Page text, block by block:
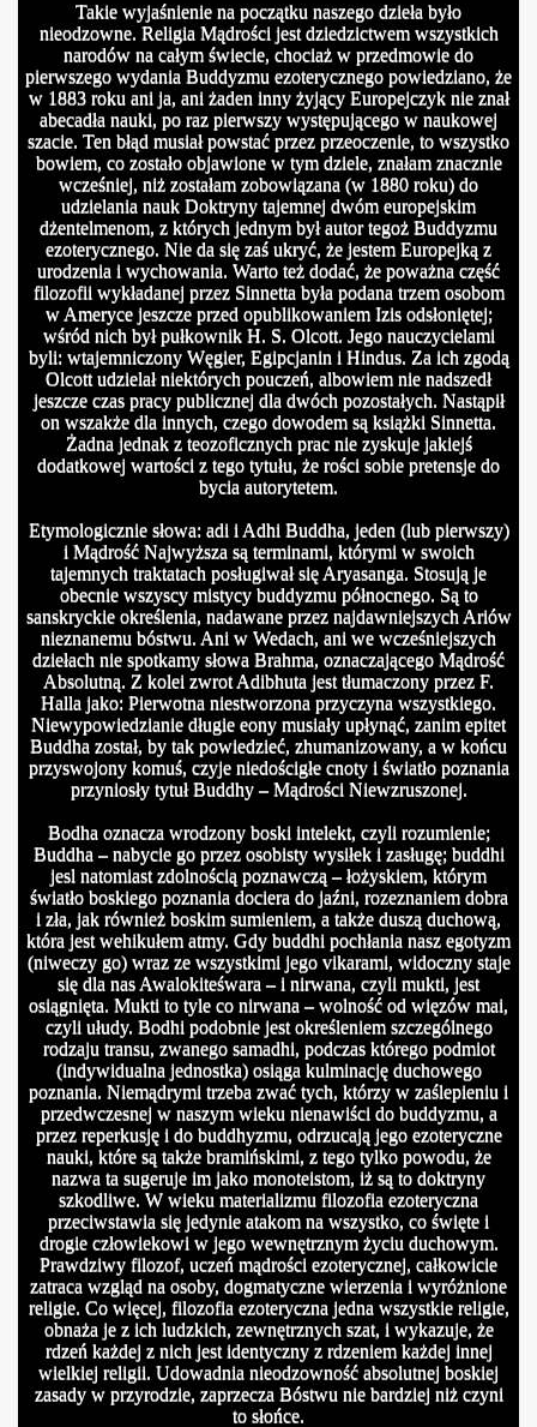
Takie wyjaśnienie na początku naszego dzieła było
nieodzowne. Religia Mądrości jest dziedzictwem wszystkich
narodów na całym świecie, chociaż w przedmowie do
pierwszego wydania Buddyzmu ezoterycznego powiedziano, że
w 1883 roku ani ja, ani żaden inny żyjący Europejczyk nie znał
abecadła nauki, po raz pierwszy występującego w naukowej
szacie. Ten błąd musiał powstać przez przeoczenie, to wszystko
bowiem, co zostało objawione w tym dziele, znałam znacznie
wcześniej, niż zostałam zobowiązana (w 1880 roku) do
udzielania nauk Doktryny tajemnej dwóm europejskim
dżentelmenom, z których jednym był autor tegoż Buddyzmu
ezoterycznego. Nie da się zaś ukryć, że jestem Europejką z
urodzenia i wychowania. Warto też dodać, że poważna część
filozofii wykładanej przez Sinnetta była podana trzem osobom
w Ameryce jeszcze przed opublikowaniem Izis odsłoniętej;
wśród nich był pułkownik H. S. Olcott. Jego nauczycielami
byli: wtajemniczony Węgier, Egipcjanin i Hindus. Za ich zgodą
Olcott udzielał niektórych pouczeń, albowiem nie nadszedł
jeszcze czas pracy publicznej dla dwóch pozostałych. Nastąpił
on wszakże dla innych, czego dowodem są książki Sinnetta.
Żadna jednak z teozoficznych prac nie zyskuje jakiejś
dodatkowej wartości z tego tytułu, że rości sobie pretensje do
bycia autorytetem.
Etymologicznie słowa: adi i Adhi Buddha, jeden (lub pierwszy)
i Mądrość Najwyższa są terminami, którymi w swoich
tajemnych traktatach posługiwał się Aryasanga. Stosują je
obecnie wszyscy mistycy buddyzmu północnego. Są to
sanskryckie określenia, nadawane przez najdawniejszych Ariów
nieznanemu bóstwu. Ani w Wedach, ani we wcześniejszych
dziełach nie spotkamy słowa Brahma, oznaczającego Mądrość
Absolutną. Z kolei zwrot Adibhuta jest tłumaczony przez F.
Halla jako: Pierwotna niestworzona przyczyna wszystkiego.
Niewypowiedzianie długie eony musiały upłynąć, zanim epitet
Buddha został, by tak powiedzieć, zhumanizowany, a w końcu
przyswojony komuś, czyje niedościgłe cnoty i światło poznania
przyniosły tytuł Buddhy – Mądrości Niewzruszonej.
Bodha oznacza wrodzony boski intelekt, czyli rozumienie;
Buddha – nabycie go przez osobisty wysiłek i zasługę; buddhi
jesl natomiast zdolnością poznawczą – łożyskiem, którym
światło boskiego poznania dociera do jaźni, rozeznaniem dobra
i zła, jak również boskim sumieniem, a także duszą duchową,
która jest wehikułem atmy. Gdy buddhi pochłania nasz egotyzm
(niweczy go) wraz ze wszystkimi jego vikarami, widoczny staje
się dla nas Awalokiteśwara – i nirwana, czyli mukti, jest
osiągnięta. Mukti to tyle co nirwana – wolność od więzów mai,
czyli ułudy. Bodhi podobnie jest określeniem szczególnego
rodzaju transu, zwanego samadhi, podczas którego podmiot
(indywidualna jednostka) osiąga kulminację duchowego
poznania. Niemądrymi trzeba zwać tych, którzy w zaślepieniu i
przedwczesnej w naszym wieku nienawiści do buddyzmu, a
przez reperkusję i do buddhyzmu, odrzucają jego ezoteryczne
nauki, które są także bramińskimi, z tego tylko powodu, że
nazwa ta sugeruje im jako monoteistom, iż są to doktryny
szkodliwe. W wieku materializmu filozofia ezoteryczna
przeciwstawia się jedynie atakom na wszystko, co święte i
drogie człowiekowi w jego wewnętrznym życiu duchowym.
Prawdziwy filozof, uczeń mądrości ezoterycznej, całkowicie
zatraca wzgląd na osoby, dogmatyczne wierzenia i wyróżnione
religie. Co więcej, filozofia ezoteryczna jedna wszystkie religie,
obnaża je z ich ludzkich, zewnętrznych szat, i wykazuje, że
rdzeń każdej z nich jest identyczny z rdzeniem każdej innej
wielkiej religii. Udowadnia nieodzowność absolutnej boskiej
zasady w przyrodzie, zaprzecza Bóstwu nie bardziej niż czyni
to słońce.
utraconej milosci
dwojga ludzi
zwiazku
tajemnic
Naturalny
a karma - Tarot Horoskop - o etyce i